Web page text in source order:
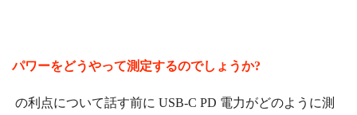
パワーをどうやって測定するのでしょうか?
の利点について話す前に USB-C PD 電力がどのように測